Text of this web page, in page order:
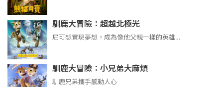
馴鹿大冒險：超越北極光
尼可想實現夢想，成為像他父親一樣的英雄…
馴鹿大冒險：小兄弟大麻煩
馴鹿兄弟攜手感動人心